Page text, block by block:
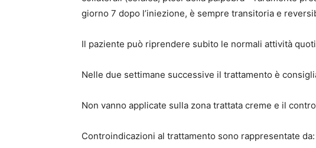
giorno 7 dopo l’iniezione, è sempre transitoria e
Il paziente può riprendere subito le normali attività
Nelle due settimane successive il trattamento è
Non vanno applicate sulla zona trattata creme e il
Controindicazioni al trattamento sono rappresentate da: